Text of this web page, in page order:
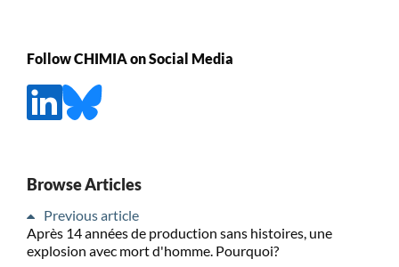
Follow CHIMIA on Social Media
Browse Articles
Previous article
Après 14 années de production sans histoires, une
explosion avec mort d'homme. Pourquoi?